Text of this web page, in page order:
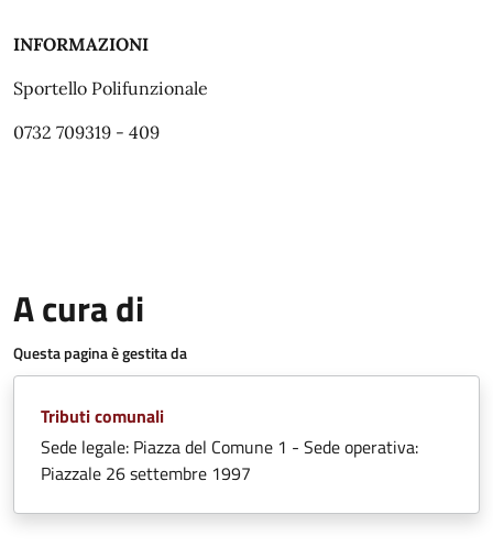
INFORMAZIONI
Sportello Polifunzionale
0732 709319 - 409
A cura di
Questa pagina è gestita da
Tributi comunali
Sede legale: Piazza del Comune 1 - Sede operativa:
Piazzale 26 settembre 1997